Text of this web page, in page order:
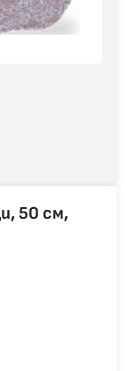
50 см,